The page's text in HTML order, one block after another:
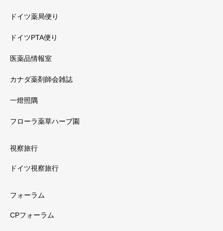
ドイツ薬局便り
ドイツPTA便り
医薬品情報室
カナダ薬剤師会雑誌
一燈照隅
フローラ薬草ハーブ園
視察旅行
ドイツ視察旅行
フォーラム
CPフォーラム